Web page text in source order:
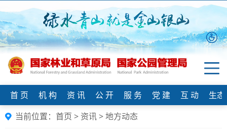
首 页 机 构 资 讯 公 开 服 务 党 建 互 动
生
当前位置： 首页 > 资讯>地方动态